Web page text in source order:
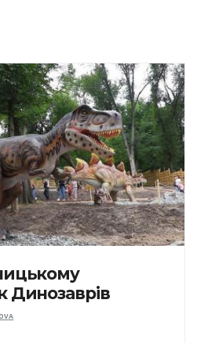
Динозаврів